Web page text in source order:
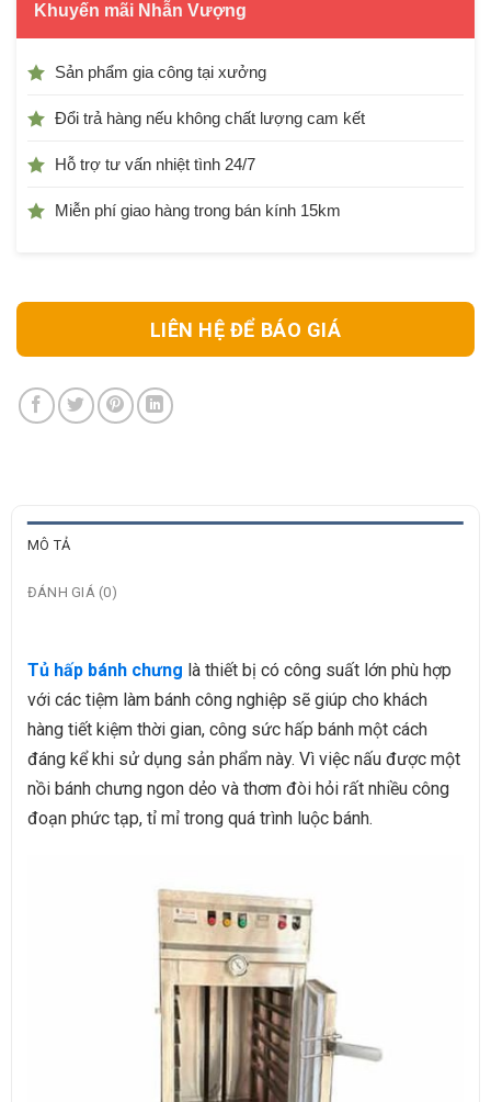
Khuyến mãi Nhẫn Vượng
Sản phẩm gia công tại xưởng
Đổi trả hàng nếu không chất lượng cam kết
Hỗ trợ tư vấn nhiệt tình 24/7
Miễn phí giao hàng trong bán kính 15km
LIÊN HỆ ĐỂ BÁO GIÁ
MÔ TẢ
ĐÁNH GIÁ (0)
Tủ hấp bánh chưng là thiết bị có công suất lớn phù hợp
với các tiệm làm bánh công nghiệp sẽ giúp cho khách
hàng tiết kiệm thời gian, công sức hấp bánh một cách
đáng kể khi sử dụng sản phẩm này. Vì việc nấu được một
nồi bánh chưng ngon dẻo và thơm đòi hỏi rất nhiều công
đoạn phức tạp, tỉ mỉ trong quá trình luộc bánh.